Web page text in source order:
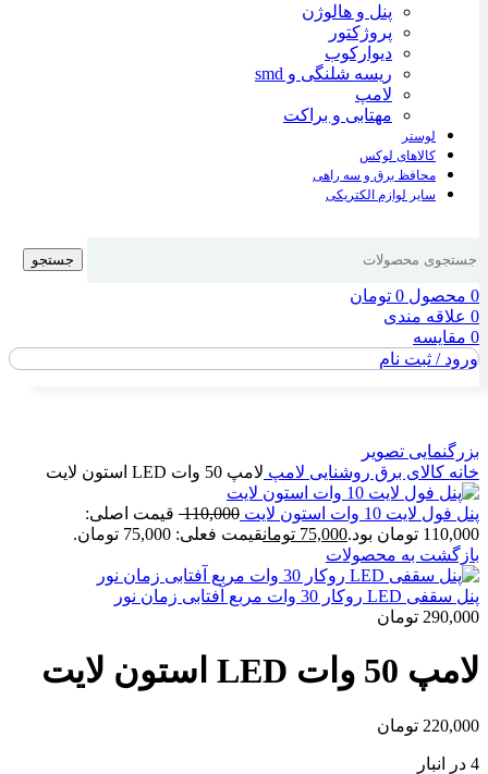
پنل و هالوژن
پروژکتور
دیوارکوب
ریسه شلنگی و smd
لامپ
مهتابی و براکت
لوستر
کالاهای لوکس
محافظ برق و سه راهی
سایر لوازم الکتریکی
جستجو
0 محصول 0 تومان
0 علاقه مندی
0 مقایسه
ورود / ثبت نام
بزرگنمایی تصویر
خانه کالای برق روشنایی لامپ لامپ 50 وات LED استون لایت
پنل فول لایت 10 وات استون لایت 110,000 قیمت اصلی:
110,000 تومان بود.
75,000 تومانقیمت فعلی: 75,000 تومان.
بازگشت به محصولات
پنل سقفی LED روکار 30 وات مربع آفتابی زمان نور
290,000 تومان
لامپ 50 وات LED استون لایت
220,000 تومان
4 در انبار